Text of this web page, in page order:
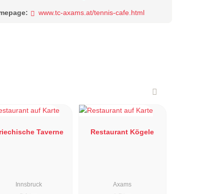
www.tc-axams.at/tennis-cafe.html
Taverne
Innsbruck
Restaurant Kögele
Axams